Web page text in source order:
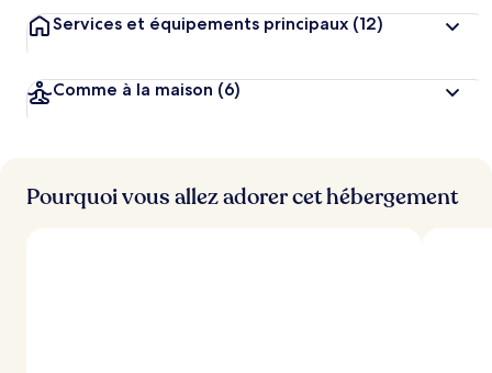
n
i
e
Services et équipements principaux (12)
Comme à la maison (6)
Pourquoi vous allez adorer cet hébergement